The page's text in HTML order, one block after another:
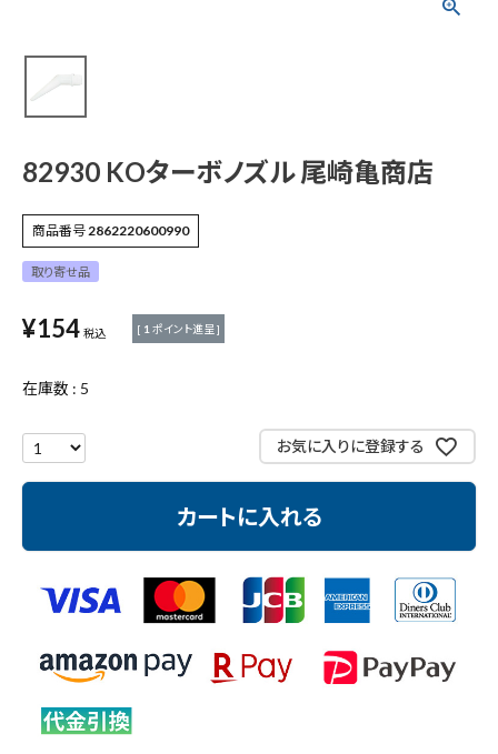
エアー工具・機械工具
先端工具
作業工具・大工道具
測定工具・筆記具
収納・腰袋・ワーク用品
現場安全・運搬
ガイドライン
82930 KOターボノズル 尾崎亀商店
商品番号2862220600990
取り寄せ品
¥154 税込 [ 1 ポイント進呈 ]
在庫数 5
お気に入りに登録する
カートに入れる